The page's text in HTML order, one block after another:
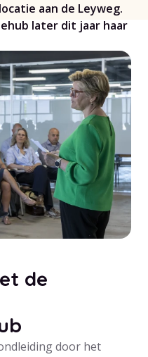
aan de Leyweg.
later dit jaar haar
de
door het